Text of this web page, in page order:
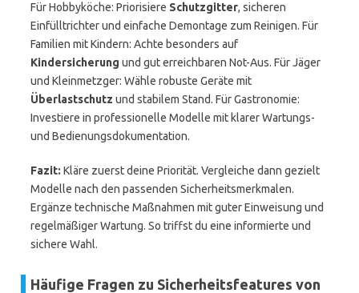
Für Hobbyköche: Priorisiere Schutzgitter, sicheren
Einfülltrichter und einfache Demontage zum Reinigen. Für
Familien mit Kindern: Achte besonders auf
Kindersicherung und gut erreichbaren Not-Aus. Für Jäger
und Kleinmetzger: Wähle robuste Geräte mit
Überlastschutz und stabilem Stand. Für Gastronomie:
Investiere in professionelle Modelle mit klarer Wartungs-
und Bedienungsdokumentation.
Fazit: Kläre zuerst deine Priorität. Vergleiche dann gezielt
Modelle nach den passenden Sicherheitsmerkmalen.
Ergänze technische Maßnahmen mit guter Einweisung und
regelmäßiger Wartung. So triffst du eine informierte und
sichere Wahl.
Häufige Fragen zu Sicherheitsfeatures von